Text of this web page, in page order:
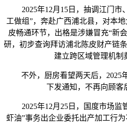
2025年12月15日，抽调江门市
工做组”，奔赴广西浦北县，对本
皮畅通环节，出格是涉嫌冒充“新
研，初步查询拜访浦北陈皮财产链
建立跨区域管理机制
不外，厨房看望两天后，2025
下发通知，不再向顾客
2025年12月25日，国度市场监
虾油”事务出企业委托出产加工行